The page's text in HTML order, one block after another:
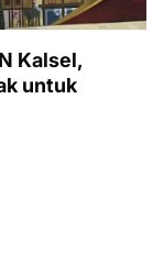
Kalsel,
untuk